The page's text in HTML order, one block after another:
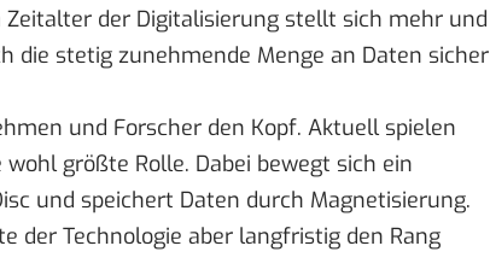
der Digitalisierung stellt sich mehr und
die stetig zunehmende Menge an Daten sicher
und Forscher den Kopf. Aktuell spielen
größte Rolle. Dabei bewegt sich ein
und speichert Daten durch Magnetisierung.
der Technologie aber langfristig den Rang